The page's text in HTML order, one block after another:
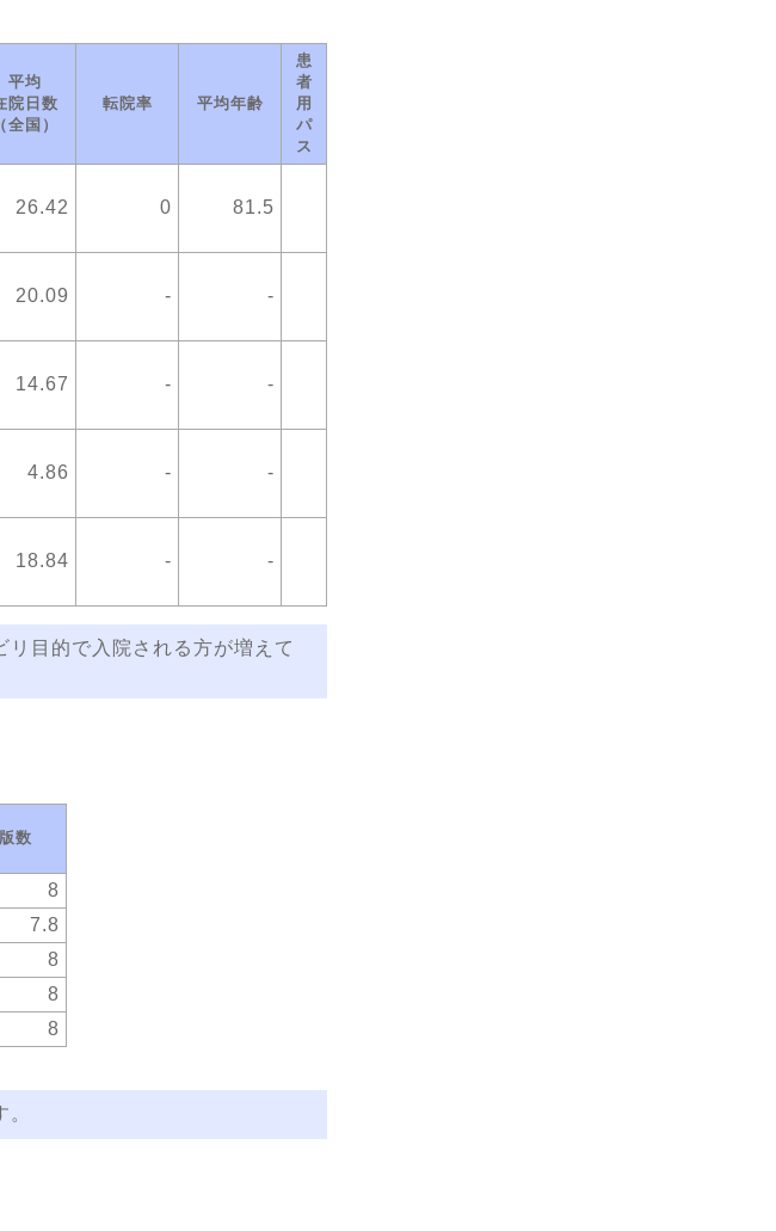
平均
院日数
（全国）
転院率 平均年齢
患
者
用
パ
ス
26.42 0 81.5
20.09 - -
14.67 - -
4.86 - -
18.84 - -
目的で入院される方が増えて
版数
8
7.8
8
8
8